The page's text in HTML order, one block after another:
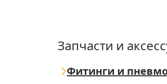
Запчасти и
Фитинги и